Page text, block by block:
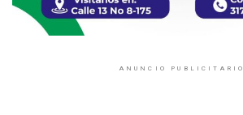
ANUNCIO PUBLICITARIO